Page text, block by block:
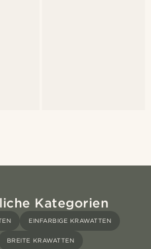
Kategorien
EINFARBIGE KRAWATTEN
BREITE KRAWATTEN